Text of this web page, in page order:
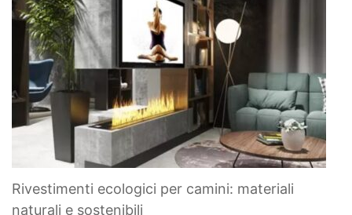
Rivestimenti ecologici per camini: materiali
naturali e sostenibili